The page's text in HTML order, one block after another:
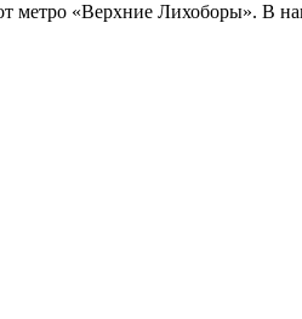
метро «Верхние Лихоборы». В